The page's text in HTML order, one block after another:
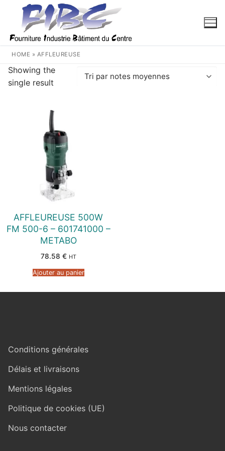
contenu
HOME » AFFLEUREUSE
Showing the
single result
AFFLEUREUSE 500W
FM 500-6 – 601741000 –
METABO
78.58 € HT
Ajouter au panier
Conditions générales
Délais et livraisons
Mentions légales
Politique de cookies (UE)
Nous contacter